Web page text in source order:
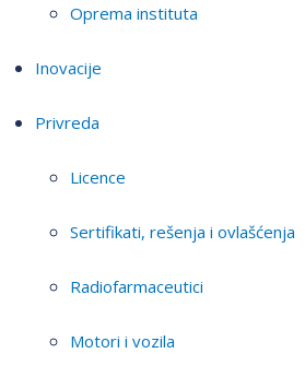
Oprema instituta
Inovacije
Privreda
Licence
Sertifikati, rešenja i ovlašćenja
Radiofarmaceutici
Motori i vozila